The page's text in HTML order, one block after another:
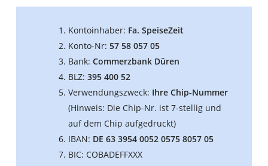
Kontoinhaber: Fa. SpeiseZeit
Konto-Nr: 57 58 057 05
Bank: Commerzbank Düren
BLZ: 395 400 52
Verwendungszweck: Ihre Chip-Nummer
(Hinweis: Die Chip-Nr. ist 7-stellig und
auf dem Chip aufgedruckt)
IBAN: DE 63 3954 0052 0575 8057 05
BIC: COBADEFFXXX